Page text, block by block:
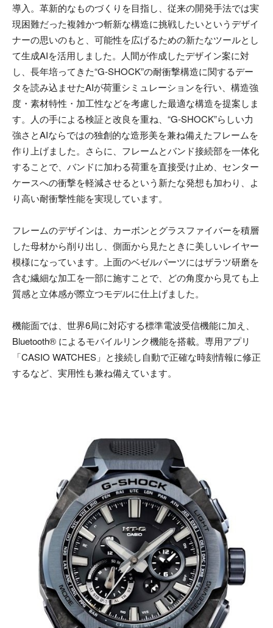
導入。革新的なものづくりを目指し、従来の開発手法では実
現困難だった複雑かつ斬新な構造に挑戦したいというデザイ
ナーの思いのもと、可能性を広げるための新たなツールとし
て生成AIを活用しました。人間が作成したデザイン案に対
し、長年培ってきた“G-SHOCK”の耐衝撃構造に関するデー
タを読み込ませたAIが荷重シミュレーションを行い、構造強
度・素材特性・加工性などを考慮した最適な構造を提案しま
す。人の手による検証と改良を重ね、“G-SHOCK”らしい力
強さとAIならではの独創的な造形美を兼ね備えたフレームを
作り上げました。さらに、フレームとバンド接続部を一体化
することで、バンドに加わる荷重を直接受け止め、センター
ケースへの衝撃を軽減させるという新たな発想も加わり、よ
り高い耐衝撃性能を実現しています。
フレームのデザインは、カーボンとグラスファイバーを積層
した母材から削り出し、側面から見たときに美しいレイヤー
模様になっています。上面のベゼルパーツにはザラツ研磨を
含む繊細な加工を一部に施すことで、どの角度から見ても上
質感と立体感が際立つモデルに仕上げました。
機能面では、世界6局に対応する標準電波受信機能に加え、
Bluetooth® によるモバイルリンク機能を搭載。専用アプリ
「CASIO WATCHES」と接続し自動で正確な時刻情報に修正
するなど、実用性も兼ね備えています。